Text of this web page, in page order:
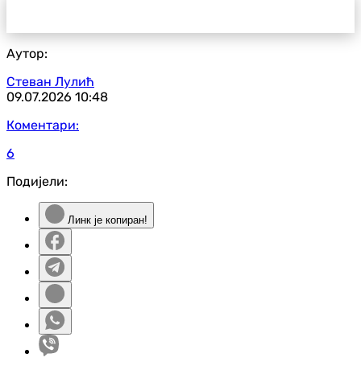
Аутор:
Стеван Лулић
09.07.2026 10:48
Коментари:
6
Подијели:
Линк је копиран!